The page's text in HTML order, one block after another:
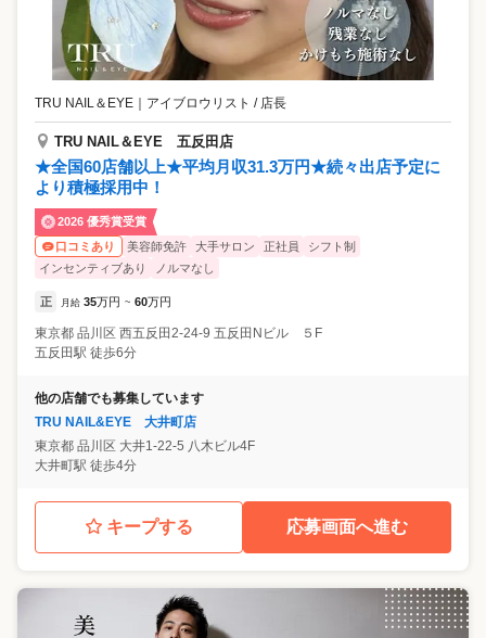
TRU NAIL＆EYE アイブロウリスト / 店長
TRU NAIL＆EYE 五反田店
★全国60店舗以上★平均月収31.3万円★続々出店予定に
より積極採用中！
2026 優秀賞受賞
口コミあり
美容師免許 大手サロン 正社員
シフト制
インセンティブあり
ノルマなし
正 月給 35万円 ~ 60万円
東京都 品川区 西五反田2-24-9 五反田Nビル ５F
五反田駅 徒歩6分
他の店舗でも募集しています
TRU NAIL&EYE 大井町店
東京都 品川区 大井1-22-5 八木ビル4F
大井町駅 徒歩4分
キープする 応募画面へ進む